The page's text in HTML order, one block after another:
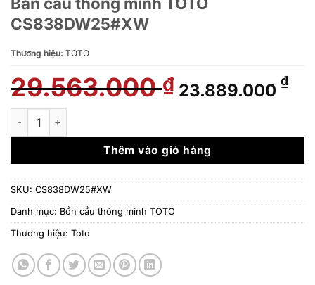
CS838DW25#XW
Thương hiệu: TOTO
29.563.000₫ Giá
gốc
29.563.000 ₫.
23.889.000 ₫Giá
là:
Bàn cầu thông minh TOTO CS838DW25#XW số lượng
Thêm vào giỏ hàng
SKU: CS838DW25#XW
Danh mục: Bồn cầu thông minh TOTO
Thương hiệu: Toto